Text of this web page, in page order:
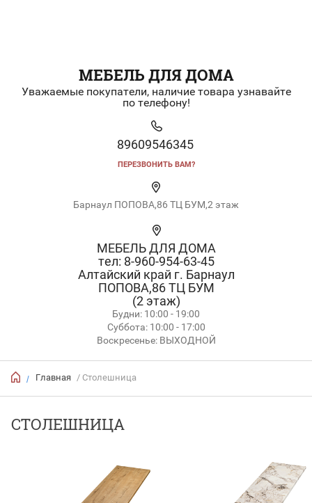
МЕБЕЛЬ ДЛЯ ДОМА
Уважаемые покупатели, наличие товара узнавайте
по телефону!
89609546345
ПЕРЕЗВОНИТЬ ВАМ?
Барнаул ПОПОВА,86 ТЦ БУМ,2 этаж
МЕБЕЛЬ ДЛЯ ДОМА
тел: 8-960-954-63-45
Алтайский край г. Барнаул
ПОПОВА,86 ТЦ БУМ
(2 этаж)
Будни: 10:00 - 19:00
Суббота: 10:00 - 17:00
Воскресенье: ВЫХОДНОЙ
/ Главная / Столешница
СТОЛЕШНИЦА